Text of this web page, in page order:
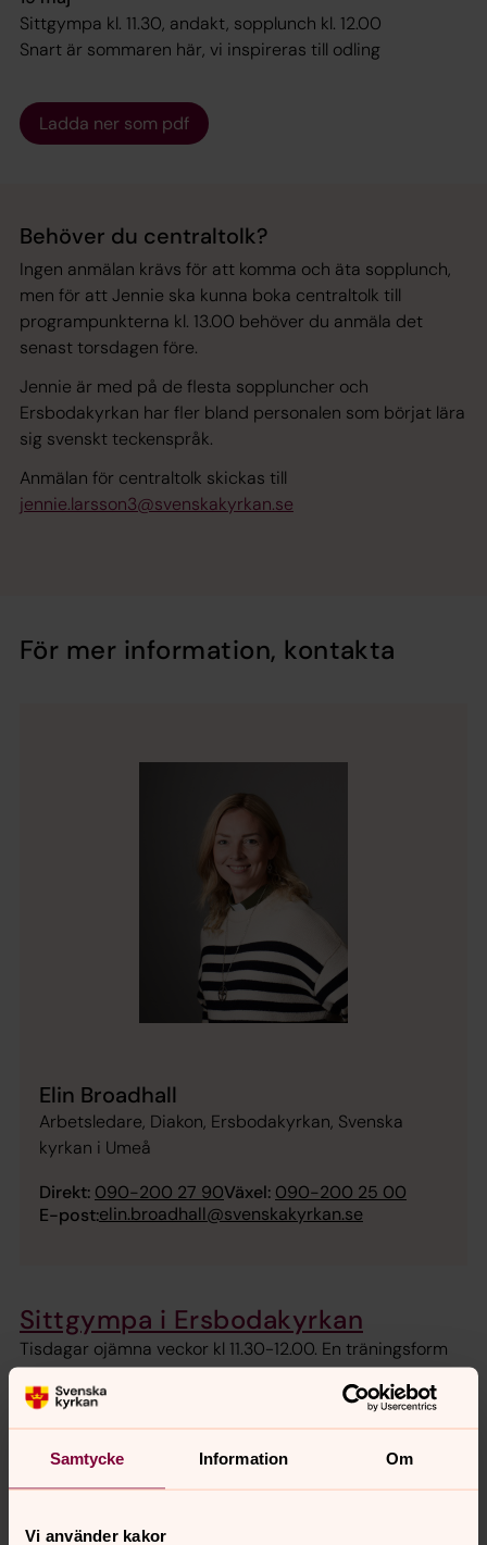
Samtycke Information Om
Vi använder kakor
Sittgympa kl. 11.30, andakt, sopplunch kl. 12.00
Snart är sommaren här, vi inspireras till odling
Ladda ner som pdf
Behöver du centraltolk?
Ingen anmälan krävs för att komma och äta sopplunch,
men för att Jennie ska kunna boka centraltolk till
programpunkterna kl. 13.00 behöver du anmäla det
senast torsdagen före.
Jennie är med på de flesta soppluncher och
Ersbodakyrkan har fler bland personalen som börjat lära
sig svenskt teckenspråk.
Anmälan för centraltolk skickas till
jennie.larsson3@svenskakyrkan.se
För mer information, kontakta
Elin Broadhall
Arbetsledare, Diakon, Ersbodakyrkan, Svenska
kyrkan i Umeå
Direkt: 090-200 27 90Växel: 090-200 25 00
E-post:elin.broadhall@svenskakyrkan.se
Sittgympa i Ersbodakyrkan
Tisdagar ojämna veckor kl 11.30-12.00. En träningsform
som görs sittandes i kyrkstolen, alla är välkomna.
Är du intresserad av odling och gemenskap? Kom och
var med!